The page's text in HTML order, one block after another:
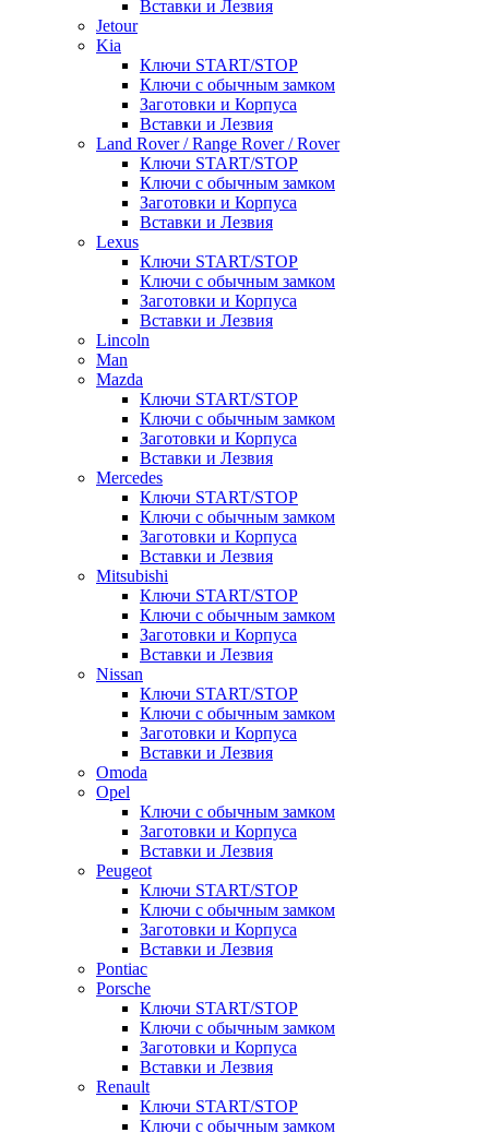
Вставки и Лезвия
Jetour
Kia
Ключи START/STOP
Ключи с обычным замком
Заготовки и Корпуса
Вставки и Лезвия
Land Rover / Range Rover / Rover
Ключи START/STOP
Ключи с обычным замком
Заготовки и Корпуса
Вставки и Лезвия
Lexus
Ключи START/STOP
Ключи с обычным замком
Заготовки и Корпуса
Вставки и Лезвия
Lincoln
Man
Mazda
Ключи START/STOP
Ключи с обычным замком
Заготовки и Корпуса
Вставки и Лезвия
Mercedes
Ключи START/STOP
Ключи с обычным замком
Заготовки и Корпуса
Вставки и Лезвия
Mitsubishi
Ключи START/STOP
Ключи с обычным замком
Заготовки и Корпуса
Вставки и Лезвия
Nissan
Ключи START/STOP
Ключи с обычным замком
Заготовки и Корпуса
Вставки и Лезвия
Omoda
Opel
Ключи с обычным замком
Заготовки и Корпуса
Вставки и Лезвия
Peugeot
Ключи START/STOP
Ключи с обычным замком
Заготовки и Корпуса
Вставки и Лезвия
Pontiac
Porsche
Ключи START/STOP
Ключи с обычным замком
Заготовки и Корпуса
Вставки и Лезвия
Renault
Ключи START/STOP
Ключи с обычным замком